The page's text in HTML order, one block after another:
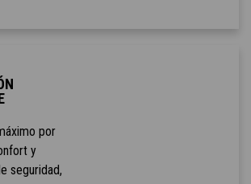
por
y
seguridad,